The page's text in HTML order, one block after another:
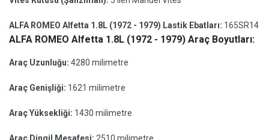
ALFA ROMEO Alfetta 1.8L (1972 - 1979) Lastik Ebatları: 165SR14
ALFA ROMEO Alfetta 1.8L (1972 - 1979) Araç Boyutları:
Araç Uzunluğu: 4280 milimetre
Araç Genişliği: 1621 milimetre
Araç Yüksekliği: 1430 milimetre